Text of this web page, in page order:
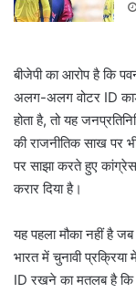
बीजेपी का आरोप है कि
अलग-अलग वोटर ID
होता है, तो यह
की राजनीतिक साख पर
पर साझा करते हुए कांग्रेस
करार दिया है।
यह पहला मौका नहीं है
भारत में चुनावी
ID रखने का मतलब है कि